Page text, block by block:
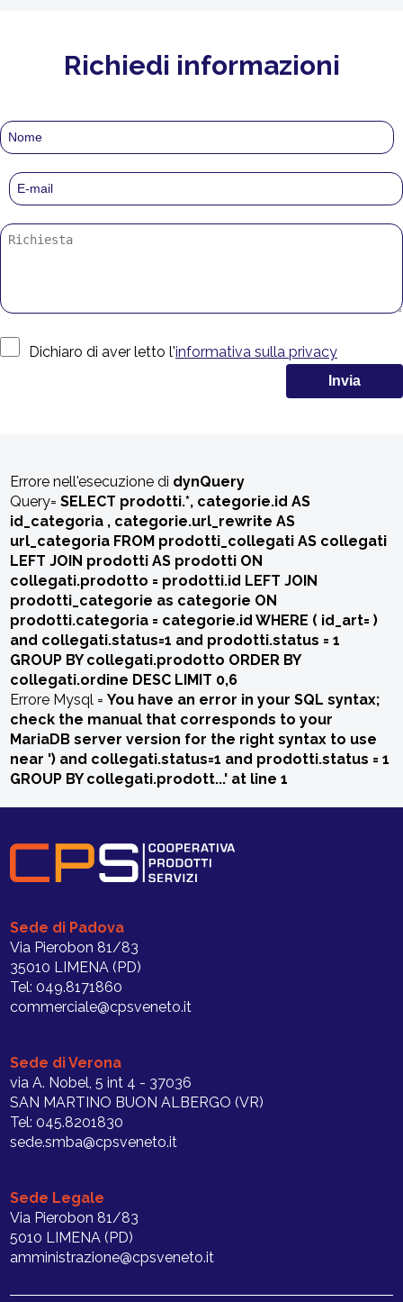
Richiedi informazioni
Dichiaro di aver letto l'informativa sulla privacy
Errore nell'esecuzione di dynQuery
Query=SELECT prodotti.*, categorie.id AS
id_categoria , categorie.url_rewrite AS
url_categoria FROM prodotti_collegati AS collegati
LEFT JOIN prodotti AS prodotti ON
collegati.prodotto = prodotti.id LEFT JOIN
prodotti_categorie as categorie ON
prodotti.categoria = categorie.id WHERE ( id_art= )
and collegati.status=1 and prodotti.status = 1
GROUP BY collegati.prodotto ORDER BY
collegati.ordine DESC LIMIT 0,6
Errore Mysql =You have an error in your SQL syntax;
check the manual that corresponds to your
MariaDB server version for the right syntax to use
near ') and collegati.status=1 and prodotti.status = 1
GROUP BY collegati.prodott...' at line 1
Sede di Padova
Via Pierobon 81/83
35010 LIMENA (PD)
Tel: 049.8171860
commerciale@cpsveneto.it
Sede di Verona
via A. Nobel, 5 int 4 - 37036
SAN MARTINO BUON ALBERGO (VR)
Tel: 045.8201830
sede.smba@cpsveneto.it
Sede Legale
Via Pierobon 81/83
5010 LIMENA (PD)
amministrazione@cpsveneto.it